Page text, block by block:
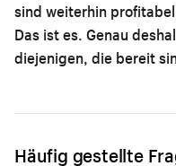
sind weiterhin
Das ist es. Genau
diejenigen, die bereit
Häufig gestellte